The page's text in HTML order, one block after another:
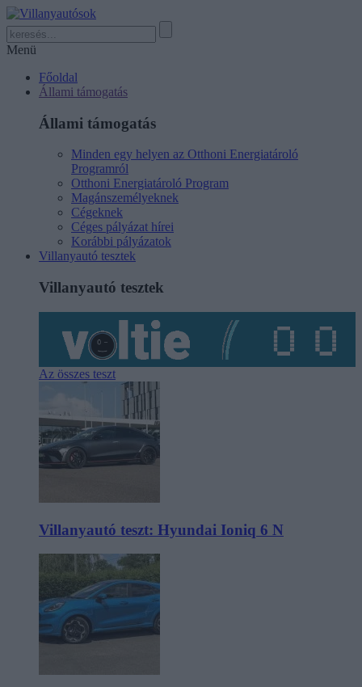
Menü
Főoldal
Állami támogatás
Állami támogatás
Minden egy helyen az Otthoni Energiatároló
Programról
Otthoni Energiatároló Program
Magánszemélyeknek
Cégeknek
Céges pályázat hírei
Korábbi pályázatok
Villanyautó tesztek
Villanyautó tesztek
Az összes teszt
Villanyautó teszt: Hyundai Ioniq 6 N